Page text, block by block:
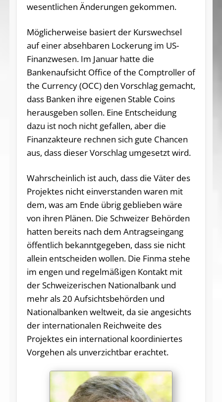
wesentlichen Änderungen gekommen.
Möglicherweise basiert der Kurswechsel
auf einer absehbaren Lockerung im US-
Finanzwesen. Im Januar hatte die
Bankenaufsicht Office of the Comptroller of
the Currency (OCC) den Vorschlag gemacht,
dass Banken ihre eigenen Stable Coins
herausgeben sollen. Eine Entscheidung
dazu ist noch nicht gefallen, aber die
Finanzakteure rechnen sich gute Chancen
aus, dass dieser Vorschlag umgesetzt wird.
Wahrscheinlich ist auch, dass die Väter des
Projektes nicht einverstanden waren mit
dem, was am Ende übrig geblieben wäre
von ihren Plänen. Die Schweizer Behörden
hatten bereits nach dem Antragseingang
öffentlich bekanntgegeben, dass sie nicht
allein entscheiden wollen. Die Finma stehe
im engen und regelmäßigen Kontakt mit
der Schweizerischen Nationalbank und
mehr als 20 Aufsichtsbehörden und
Nationalbanken weltweit, da sie angesichts
der internationalen Reichweite des
Projektes ein international koordiniertes
Vorgehen als unverzichtbar erachtet.